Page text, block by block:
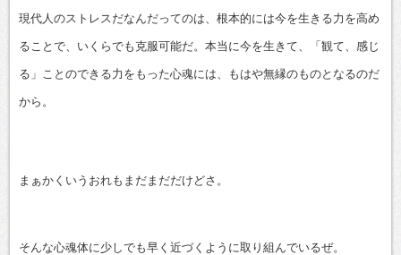
現代人のストレスだなんだってのは、根本的には今を生きる力を高め
ることで、いくらでも克服可能だ。本当に今を生きて、「観て、感じ
る」ことのできる力をもった心魂には、もはや無縁のものとなるのだ
から。
まぁかくいうおれもまだまだだけどさ。
そんな心魂体に少しでも早く近づくように取り組んでいるぜ。